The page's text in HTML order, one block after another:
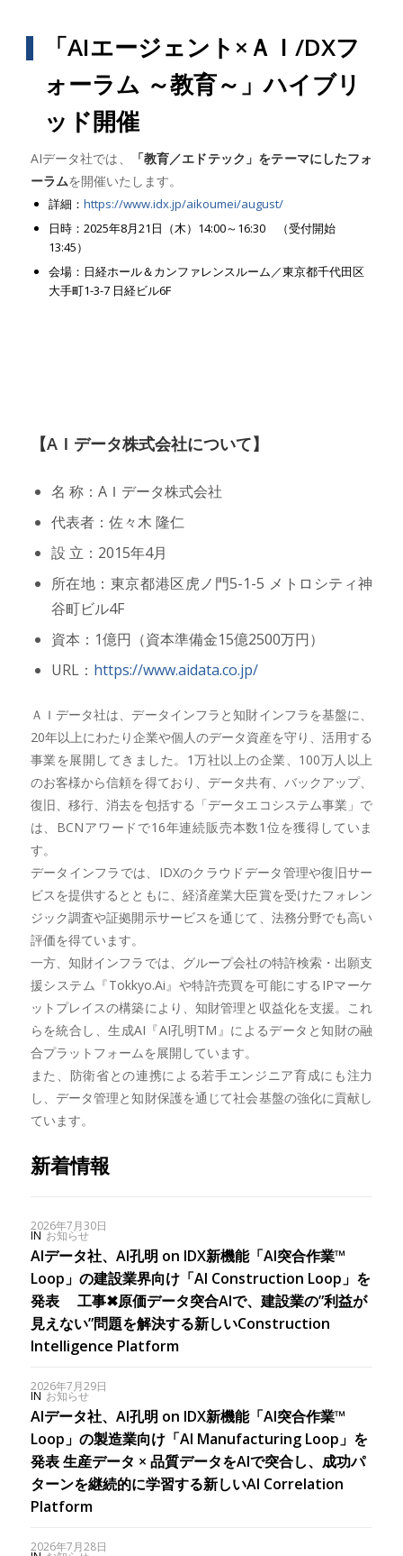
「AIエージェント×ＡＩ/DXフ
ォーラム ～教育～」ハイブリ
ッド開催
AIデータ社では、
「教育／エドテック」をテーマにしたフォ
ーラムを開催いたします。
詳細： https://www.idx.jp/aikoumei/august/
日時：2025年8月21日（木）14:00～16:30 （受付開始
13:45）
会場：日経ホール＆カンファレンスルーム／東京都千代田区
大手町1-3-7 日経ビル6F
【AＩデータ株式会社について】
名 称：AＩデータ株式会社
代表者：佐々木 隆仁
設 立：2015年4月
所在地：東京都港区虎ノ門5-1-5 メトロシティ神
谷町ビル4F
資本：1億円（資本準備金15億2500万円）
URL： https://www.aidata.co.jp/
ＡＩデータ社は、データインフラと知財インフラを基盤に、
20年以上にわたり企業や個人のデータ資産を守り、活用する
事業を展開してきました。1万社以上の企業、100万人以上
のお客様から信頼を得ており、データ共有、バックアップ、
復旧、移行、消去を包括する「データエコシステム事業」で
は、BCNアワードで16年連続販売本数1位を獲得していま
す。
データインフラでは、IDXのクラウドデータ管理や復旧サー
ビスを提供するとともに、経済産業大臣賞を受けたフォレン
ジック調査や証拠開示サービスを通じて、法務分野でも高い
評価を得ています。
一方、知財インフラでは、グループ会社の特許検索・出願支
援システム『Tokkyo.Ai』や特許売買を可能にするIPマーケ
ットプレイスの構築により、知財管理と収益化を支援。これ
らを統合し、生成AI『AI孔明TM』によるデータと知財の融
合プラットフォームを展開しています。
また、防衛省との連携による若手エンジニア育成にも注力
し、データ管理と知財保護を通じて社会基盤の強化に貢献し
ています。
新着情報
2026年7月30日
IN お知らせ
AIデータ社、AI孔明 on IDX新機能「AI突合作業™︎
Loop」の建設業界向け「AI Construction Loop」を
発表 工事✖︎原価データ突合AIで、建設業の”利益が
見えない”問題を解決する新しいConstruction
Intelligence Platform
2026年7月29日
IN お知らせ
AIデータ社、AI孔明 on IDX新機能「AI突合作業™
Loop」の製造業向け「AI Manufacturing Loop」を
発表 生産データ × 品質データをAIで突合し、成功パ
ターンを継続的に学習する新しいAI Correlation
Platform
2026年7月28日